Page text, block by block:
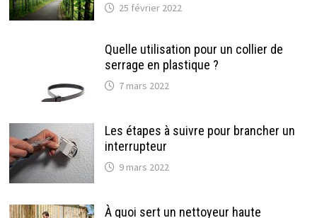
25 février 2022
Quelle utilisation pour un collier de
serrage en plastique ?
7 mars 2022
Les étapes à suivre pour brancher un
interrupteur
9 mars 2022
À quoi sert un nettoyeur haute